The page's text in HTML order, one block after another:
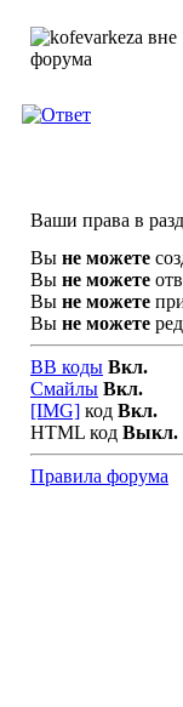
Ваши права в
Вы не можете
Вы не можете
Вы не можете
Вы не можете
BB коды Вкл.
Смайлы Вкл.
[IMG] код Вкл.
HTML код Выкл.
Правила форума